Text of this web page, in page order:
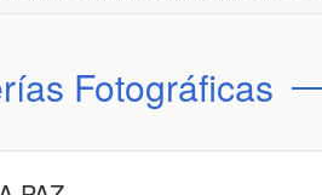
Fotográficas